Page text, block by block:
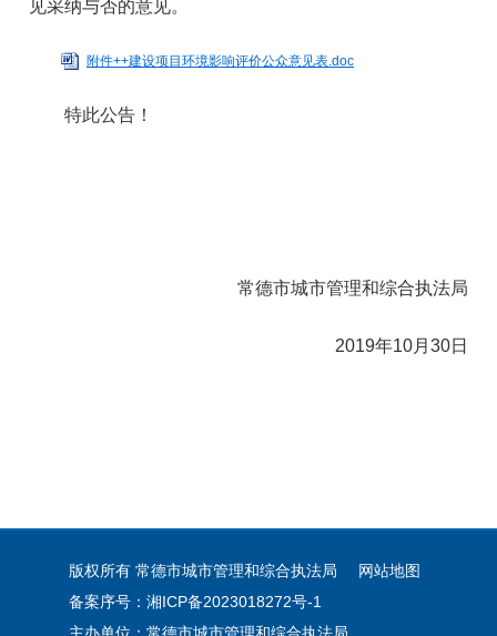
见采纳与否的意见。
附件++建设项目环境影响评价公众意见表.doc
特此公告！
常德市城市管理和综合执法局
2019年10月30日
版权所有 常德市城市管理和综合执法局
网站地图
备案序号：湘ICP备2023018272号-1